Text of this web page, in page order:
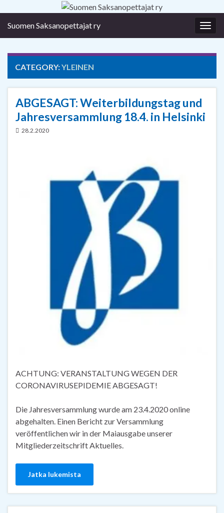
Suomen Saksanopettajat ry
CATEGORY:YLEINEN
ABGESAGT: Weiterbildungstag und
Jahresversammlung 18.4. in Helsinki
28.2.2020
ACHTUNG: VERANSTALTUNG WEGEN DER
CORONAVIRUSEPIDEMIE ABGESAGT!
Die Jahresversammlung wurde am 23.4.2020 online
abgehalten. Einen Bericht zur Versammlung
veröffentlichen wir in der Maiausgabe unserer
Mitgliederzeitschrift Aktuelles.
Jatka lukemista